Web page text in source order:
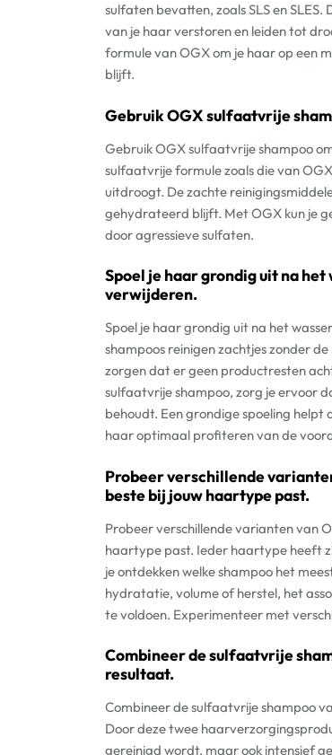
sulfaten bevatten, zoals SLS en
van je haar verstoren en leiden tot
formule van OGX om je haar op een
blijft.
Gebruik OGX sulfaatvrije
Gebruik OGX sulfaatvrije shampoo
sulfaatvrije formule zoals die van
uitdroogt. De zachte
gehydrateerd blijft. Met OGX kun je
door agressieve sulfaten.
Spoel je haar grondig uit na
verwijderen.
Spoel je haar grondig uit na het
shampoos reinigen zachtjes zonder
zorgen dat er geen productresten
sulfaatvrije shampoo, zorg je ervoor
behoudt. Een grondige spoeling
haar optimaal profiteren van de
Probeer verschillende
beste bij jouw haartype past.
Probeer verschillende varianten van
haartype past. Ieder haartype heeft
je ontdekken welke shampoo het
hydratatie, volume of herstel, het
te voldoen. Experimenteer met
Combineer de sulfaatvrije
resultaat.
Combineer de sulfaatvrije shampoo
Door deze twee
gereinigd wordt, maar ook intensief